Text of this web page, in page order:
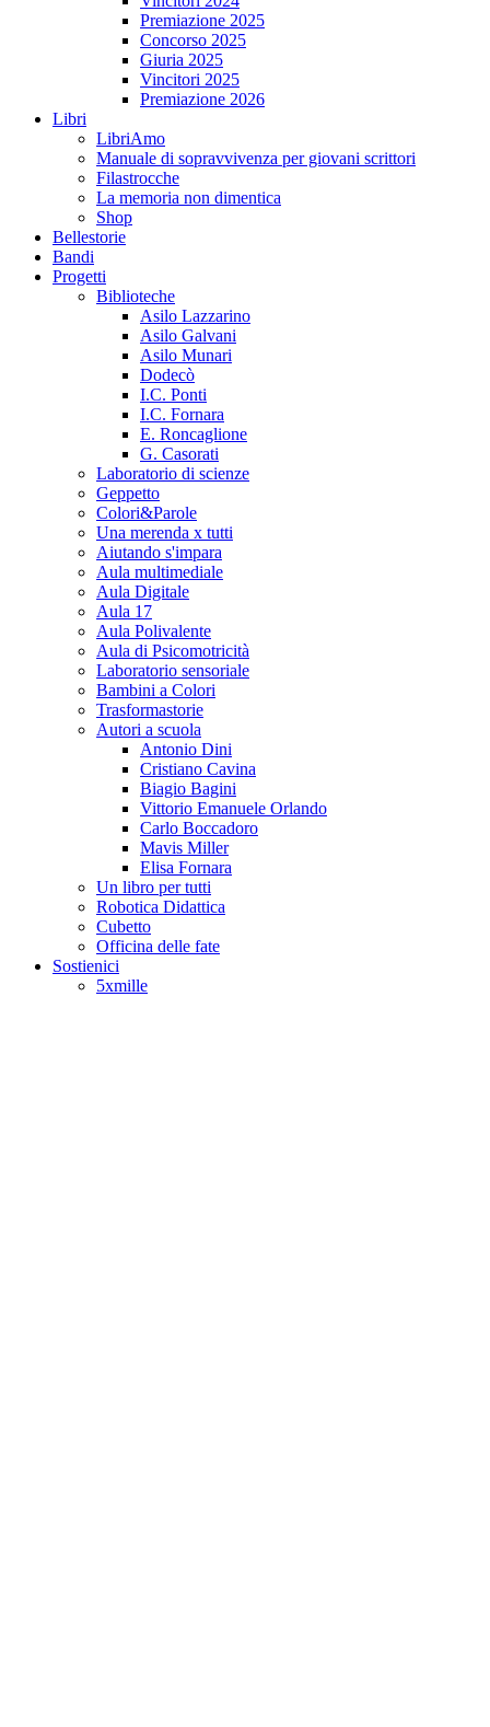
Premiazione 2025
Concorso 2025
Giuria 2025
Vincitori 2025
Premiazione 2026
Libri
LibriAmo
Manuale di sopravvivenza per giovani scrittori
Filastrocche
La memoria non dimentica
Shop
Bellestorie
Bandi
Progetti
Biblioteche
Asilo Lazzarino
Asilo Galvani
Asilo Munari
Dodecò
I.C. Ponti
I.C. Fornara
E. Roncaglione
G. Casorati
Laboratorio di scienze
Geppetto
Colori&Parole
Una merenda x tutti
Aiutando s'impara
Aula multimediale
Aula Digitale
Aula 17
Aula Polivalente
Aula di Psicomotricità
Laboratorio sensoriale
Bambini a Colori
Trasformastorie
Autori a scuola
Antonio Dini
Cristiano Cavina
Biagio Bagini
Vittorio Emanuele Orlando
Carlo Boccadoro
Mavis Miller
Elisa Fornara
Un libro per tutti
Robotica Didattica
Cubetto
Officina delle fate
Sostienici
5xmille